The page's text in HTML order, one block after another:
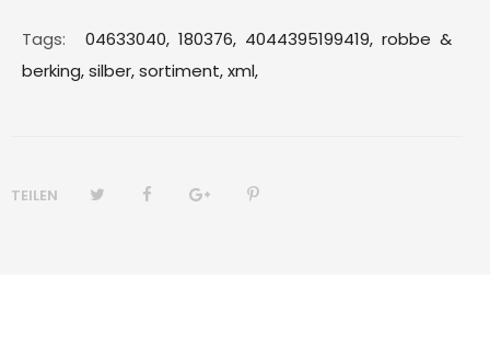
Tags: 04633040, 180376, 4044395199419, robbe &
berking,silber,sortiment,xml,
TEILEN